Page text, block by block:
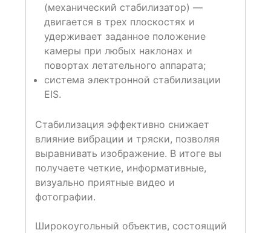
(механический стабилизатор) —
двигается в трех плоскостях и
удерживает заданное положение
камеры при любых наклонах и
повортах летательного аппарата;
система электронной стабилизации
EIS.
Стабилизация эффективно снижает
влияние вибрации и тряски, позволяя
выравнивать изображение. В итоге вы
получаете четкие, информативные,
визуально приятные видео и
фотографии.
Широкоугольный объектив, состоящий